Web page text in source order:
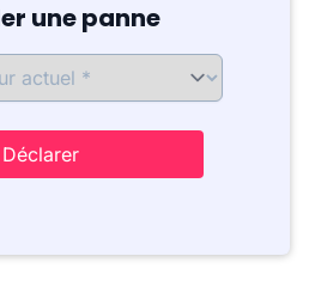
une panne
Déclarer